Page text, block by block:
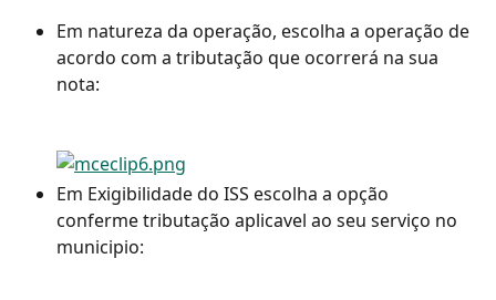
Em natureza da operação, escolha a operação de
acordo com a tributação que ocorrerá na sua
nota:
Em Exigibilidade do ISS escolha a opção
conferme tributação aplicavel ao seu serviço no
municipio: